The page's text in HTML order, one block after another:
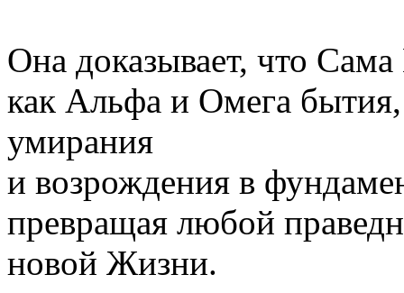
Она доказывает, что
как Альфа и Омега
умирания
и возрождения в
превращая любой
новой Жизни.